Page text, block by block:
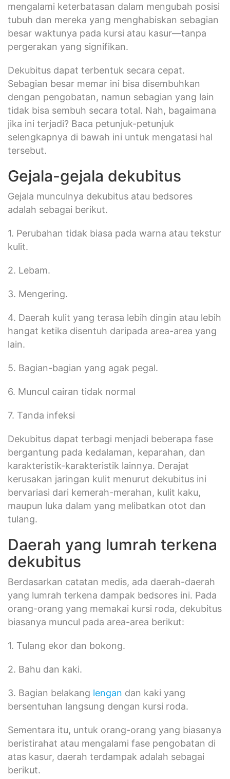
mengalami keterbatasan dalam mengubah posisi
tubuh dan mereka yang menghabiskan sebagian
besar waktunya pada kursi atau kasur—tanpa
pergerakan yang signifikan.
Dekubitus dapat terbentuk secara cepat.
Sebagian besar memar ini bisa disembuhkan
dengan pengobatan, namun sebagian yang lain
tidak bisa sembuh secara total. Nah, bagaimana
jika ini terjadi? Baca petunjuk-petunjuk
selengkapnya di bawah ini untuk mengatasi hal
tersebut.
Gejala-gejala dekubitus
Gejala munculnya dekubitus atau bedsores
adalah sebagai berikut.
1. Perubahan tidak biasa pada warna atau tekstur
kulit.
2. Lebam.
3. Mengering.
4. Daerah kulit yang terasa lebih dingin atau lebih
hangat ketika disentuh daripada area-area yang
lain.
5. Bagian-bagian yang agak pegal.
6. Muncul cairan tidak normal
7. Tanda infeksi
Dekubitus dapat terbagi menjadi beberapa fase
bergantung pada kedalaman, keparahan, dan
karakteristik-karakteristik lainnya. Derajat
kerusakan jaringan kulit menurut dekubitus ini
bervariasi dari kemerah-merahan, kulit kaku,
maupun luka dalam yang melibatkan otot dan
tulang.
Daerah yang lumrah terkena
dekubitus
Berdasarkan catatan medis, ada daerah-daerah
yang lumrah terkena dampak bedsores ini. Pada
orang-orang yang memakai kursi roda, dekubitus
biasanya muncul pada area-area berikut:
1. Tulang ekor dan bokong.
2. Bahu dan kaki.
3. Bagian belakang lengan dan kaki yang
bersentuhan langsung dengan kursi roda.
Sementara itu, untuk orang-orang yang biasanya
beristirahat atau mengalami fase pengobatan di
atas kasur, daerah terdampak adalah sebagai
berikut.